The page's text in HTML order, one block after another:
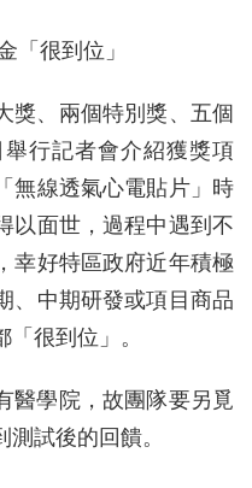
「很到位」
獎、兩個特別獎、五個
行記者會介紹獲獎項
無線透氣心電貼片」時
以面世，過程中遇到不
幸好特區政府近年積極
、中期研發或項目商品
很到位」。
醫學院，故團隊要另覓
試後的回饋。